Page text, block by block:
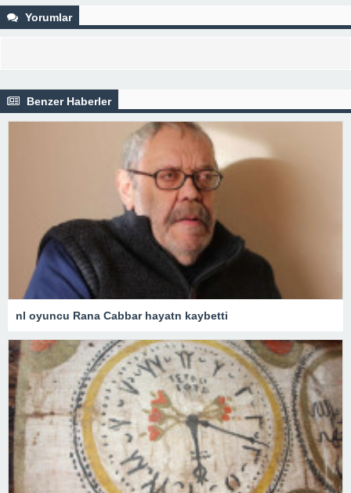
Yorumlar
Benzer Haberler
nl oyuncu Rana Cabbar hayatn kaybetti